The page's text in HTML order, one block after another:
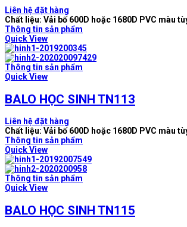
Liên hệ đặt hàng
Chất liệu: Vải bố 600D hoặc 1680D PVC màu
Thông tin sản phẩm
Quick View
Thông tin sản phẩm
Quick View
BALO HỌC SINH TN113
Liên hệ đặt hàng
Chất liệu: Vải bố 600D hoặc 1680D PVC màu
Thông tin sản phẩm
Quick View
Thông tin sản phẩm
Quick View
BALO HỌC SINH TN115